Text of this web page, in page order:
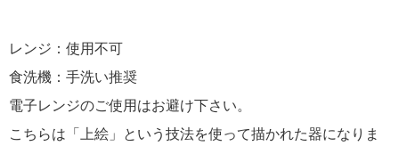
レンジ：使用不可
食洗機：手洗い推奨
電子レンジのご使用はお避け下さい。
こちらは「上絵」という技法を使って描かれた器になりま